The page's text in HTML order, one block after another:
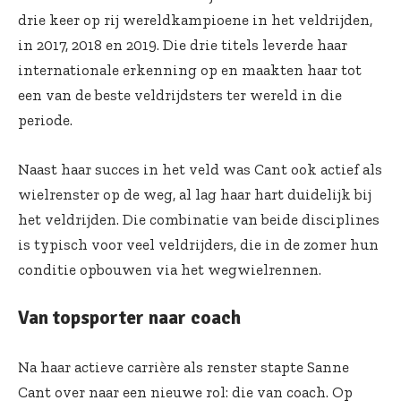
drie keer op rij wereldkampioene in het veldrijden,
in 2017, 2018 en 2019. Die drie titels leverde haar
internationale erkenning op en maakten haar tot
een van de beste veldrijdsters ter wereld in die
periode.
Naast haar succes in het veld was Cant ook actief als
wielrenster op de weg, al lag haar hart duidelijk bij
het veldrijden. Die combinatie van beide disciplines
is typisch voor veel veldrijders, die in de zomer hun
conditie opbouwen via het wegwielrennen.
Van topsporter naar coach
Na haar actieve carrière als renster stapte Sanne
Cant over naar een nieuwe rol: die van coach. Op